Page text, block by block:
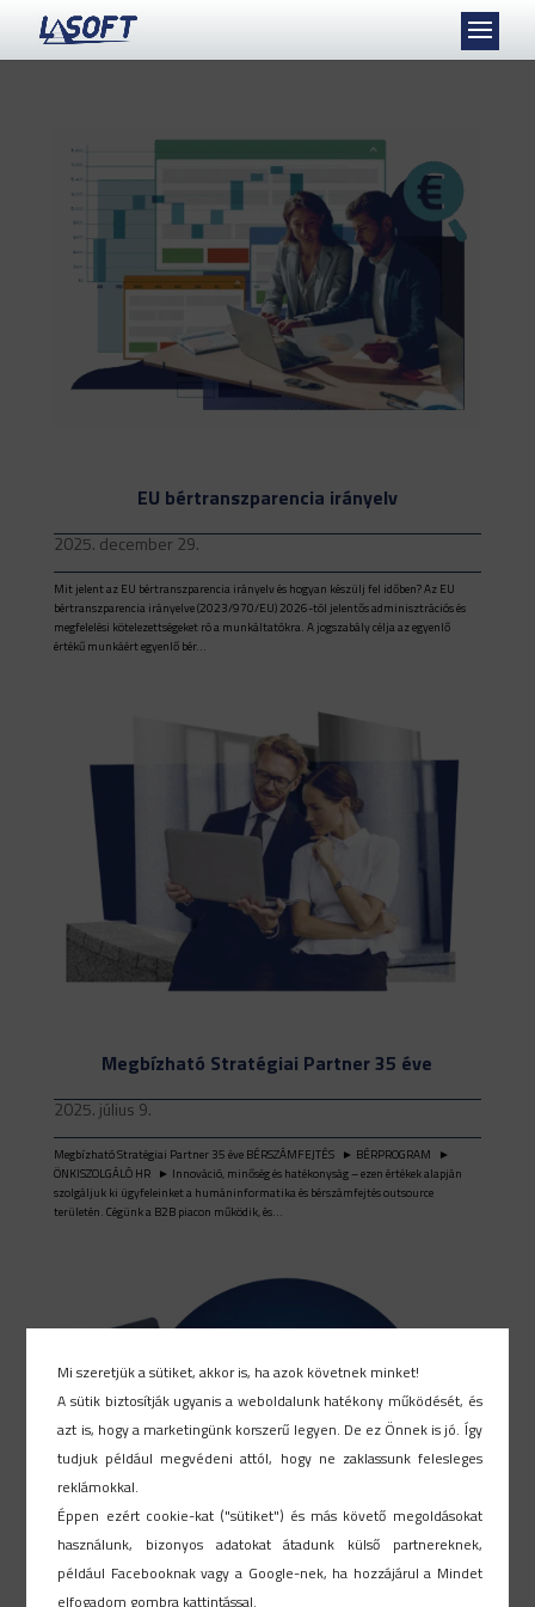
EU bértranszparencia irányelv
2025. december 29.
Mit jelent az EU bértranszparencia irányelv és hogyan készülj fel időben? Az EU
bértranszparencia irányelve (2023/970/EU) 2026-tól jelentős adminisztrációs és
megfelelési kötelezettségeket ró a munkáltatókra. A jogszabály célja az egyenlő
értékű munkáért egyenlő bér...
Megbízható Stratégiai Partner 35 éve
2025. július 9.
Megbízható Stratégiai Partner 35 éve BÉRSZÁMFEJTÉS ► BÉRPROGRAM ►
ÖNKISZOLGÁLÓ HR ► Innováció, minőség és hatékonyság – ezen értékek alapján
szolgáljuk ki ügyfeleinket a humáninformatika és bérszámfejtés outsource
területén. Cégünk a B2B piacon működik, és...
Mi szeretjük a sütiket, akkor is, ha azok követnek minket!
A sütik biztosítják ugyanis a weboldalunk hatékony működését, és
azt is, hogy a marketingünk korszerű legyen. De ez Önnek is jó. Így
tudjuk például megvédeni attól, hogy ne zaklassunk felesleges
reklámokkal.
Éppen ezért cookie-kat ("sütiket") és más követő megoldásokat
használunk, bizonyos adatokat átadunk külső partnereknek,
például Facebooknak vagy a Google-nek, ha hozzájárul a Mindet
elfogadom gombra kattintással.